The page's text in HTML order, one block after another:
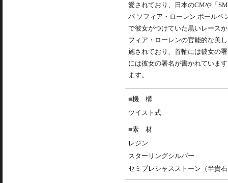
愛されており、日本のCMや「
パ ソフィア・ローレン ボールペ
で彼女がつけていた黒いレース
フィア・ローレンの官能的な美
施されており、首軸には彼女の
には彼女の署名が書かれていま
ます。
機 構
ツイスト式
素 材
レジン
スターリングシルバー
セミプレシャスストーン（半貴